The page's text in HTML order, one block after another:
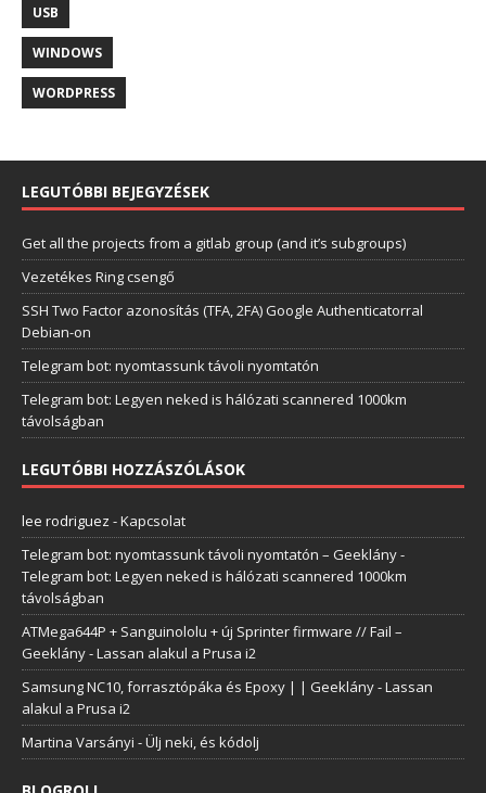
USB
WINDOWS
WORDPRESS
LEGUTÓBBI BEJEGYZÉSEK
Get all the projects from a gitlab group (and it’s subgroups)
Vezetékes Ring csengő
SSH Two Factor azonosítás (TFA, 2FA) Google Authenticatorral
Debian-on
Telegram bot: nyomtassunk távoli nyomtatón
Telegram bot: Legyen neked is hálózati scannered 1000km
távolságban
LEGUTÓBBI HOZZÁSZÓLÁSOK
lee rodriguez -Kapcsolat
Telegram bot: nyomtassunk távoli nyomtatón – Geeklány-
Telegram bot: Legyen neked is hálózati scannered 1000km
távolságban
ATMega644P + Sanguinololu + új Sprinter firmware // Fail –
Geeklány-Lassan alakul a Prusa i2
Samsung NC10, forrasztópáka és Epoxy | | Geeklány-Lassan
alakul a Prusa i2
Martina Varsányi -Ülj neki, és kódolj